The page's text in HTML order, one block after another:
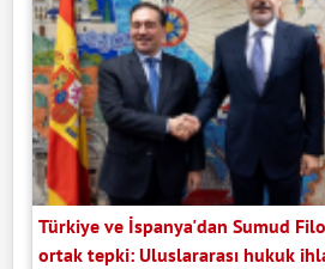
Türkiye ve İspanya'dan Sumud
ortak tepki: Uluslararası hukuk